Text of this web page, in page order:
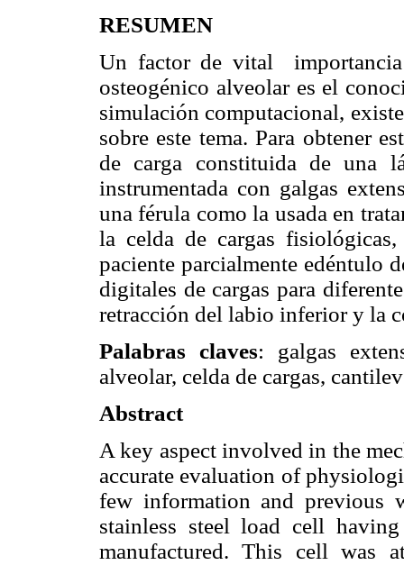
RESUMEN
Un factor de vital
osteogénico alveolar es el
simulación computacional,
sobre este tema. Para obtener
de carga constituida de una
instrumentada con galgas
una férula como la usada en
la celda de cargas
paciente parcialmente edéntulo
digitales de cargas para
retracción del labio inferior y la
Palabras claves: galgas
alveolar, celda de cargas,
Abstract
A key aspect involved in the
accurate evaluation of
few information and previous
stainless steel load cell
manufactured. This cell was